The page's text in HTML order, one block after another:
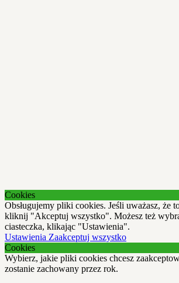
Cookies
Obsługujemy pliki cookies. Jeśli uważasz, że
kliknij "Akceptuj wszystko". Możesz też
ciasteczka, klikając "Ustawienia".
Ustawienia Zaakceptuj wszystko
Cookies
Wybierz, jakie pliki cookies chcesz
zostanie zachowany przez rok.